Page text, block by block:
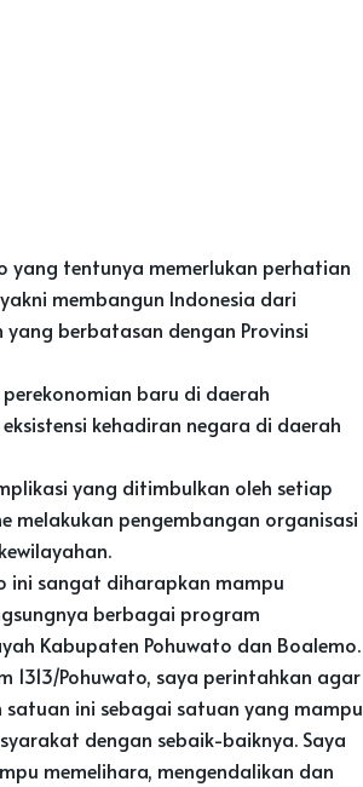
yang tentunya memerlukan perhatian
membangun Indonesia dari
berbatasan dengan Provinsi
baru di daerah
kehadiran negara di daerah
yang ditimbulkan oleh setiap
melakukan pengembangan organisasi
ini sangat diharapkan mampu
berbagai program
Kabupaten Pohuwato dan Boalemo.
1313/Pohuwato, saya perintahkan agar
ini sebagai satuan yang mampu
dengan sebaik-baiknya. Saya
memelihara, mengendalikan dan